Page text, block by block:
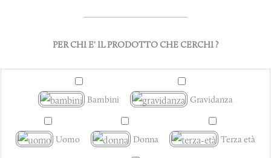
PER CHI E' IL PRODOTTO CHE CERCHI ?
Bambini Gravidanza
Uomo Donna Terza età